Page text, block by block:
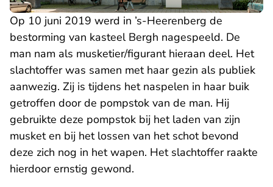
Op 10 juni 2019 werd in ’s-Heerenberg de
bestorming van kasteel Bergh nagespeeld. De
man nam als musketier/figurant hieraan deel. Het
slachtoffer was samen met haar gezin als publiek
aanwezig. Zij is tijdens het naspelen in haar buik
getroffen door de pompstok van de man. Hij
gebruikte deze pompstok bij het laden van zijn
musket en bij het lossen van het schot bevond
deze zich nog in het wapen. Het slachtoffer raakte
hierdoor ernstig gewond.